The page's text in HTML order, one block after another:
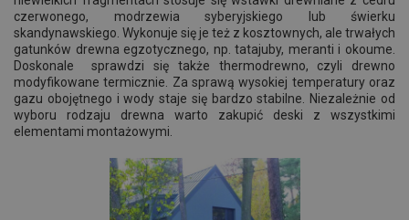
czerwonego, modrzewia syberyjskiego lub świerku
skandynawskiego. Wykonuje się je też z kosztownych, ale trwałych
gatunków drewna egzotycznego, np. tatajuby, meranti i okoume.
Doskonale sprawdzi się także thermodrewno, czyli drewno
modyfikowane termicznie. Za sprawą wysokiej temperatury oraz
gazu obojętnego i wody staje się bardzo stabilne. Niezależnie od
wyboru rodzaju drewna warto zakupić deski z wszystkimi
elementami montażowymi.